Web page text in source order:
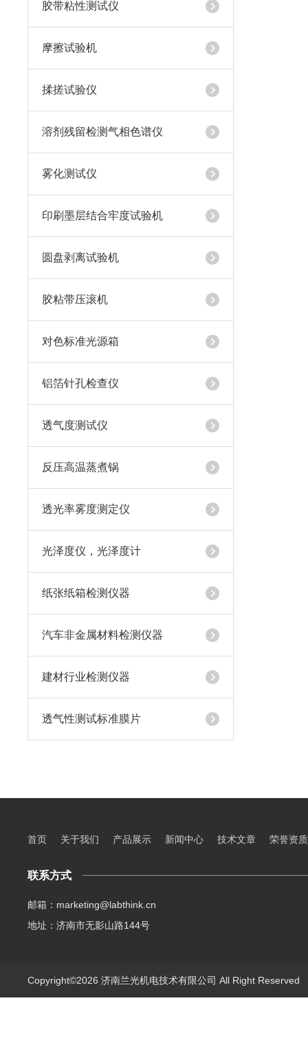
胶带粘性测试仪
摩擦试验机
揉搓试验仪
溶剂残留检测气相色谱仪
雾化测试仪
印刷墨层结合牢度试验机
圆盘剥离试验机
胶粘带压滚机
对色标准光源箱
铝箔针孔检查仪
透气度测试仪
反压高温蒸煮锅
透光率雾度测定仪
光泽度仪，光泽度计
纸张纸箱检测仪器
汽车非金属材料检测仪器
建材行业检测仪器
透气性测试标准膜片
首页 关于我们 产品展示 新闻中心 技术文章 荣誉资质
联系方式
邮箱：marketing@labthink.cn
地址：济南市无影山路144号
Copyright©2026 济南兰光机电技术有限公司 All Right